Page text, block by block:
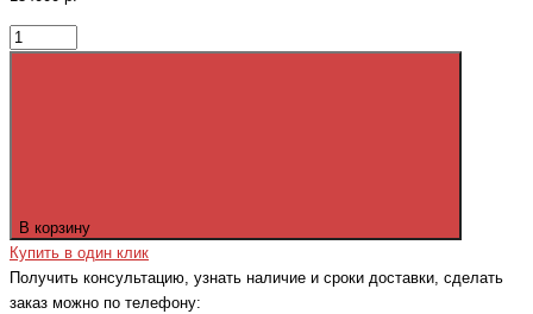
В корзину
Купить в один клик
Получить консультацию, узнать наличие и сроки доставки, сделать
заказ можно по телефону: